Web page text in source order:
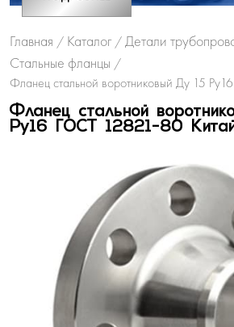
Главная / Каталог /Детали
Стальные фланцы /
Фланец стальной воротниковый Ду 15
Фланец стальной
Ру16 ГОСТ 12821-80